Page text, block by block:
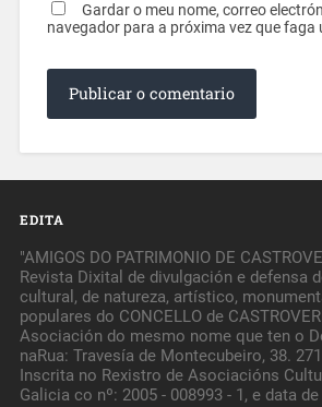
Gardar o meu nome, correo
navegador para a próxima vez que faga
EDITA
"AMIGOS DO PATRIMONIO DE
Revista Dixital de divulgación e defensa
cultural, de natureza, artístico,
populares do CONCELLO de
Asociación do mesmo nome que ten o
naRua: Travesía de Montecubeiro, 38.
Inscrita no Rexistro de Asociacións
Galicia co nº: 2005 - 008993 - 1, e data